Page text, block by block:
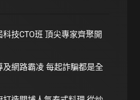
技CTO班 頂尖專家齊聚開
及網路霸凌 每起詐騙都是全